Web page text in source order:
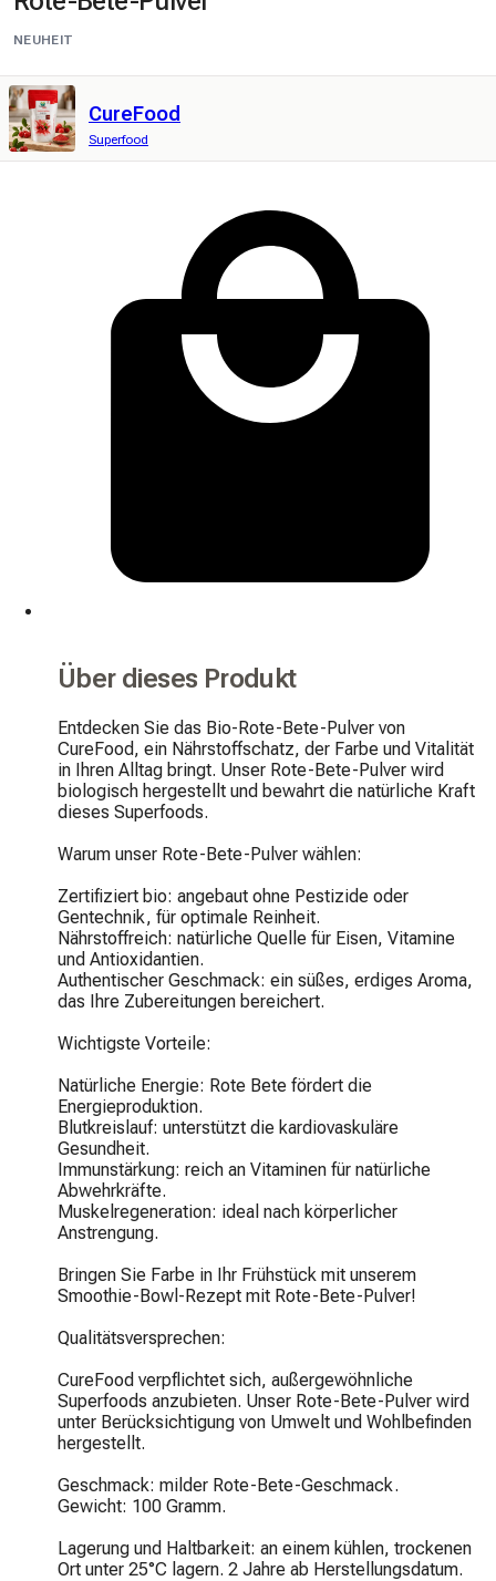
NEUHEIT
CureFood
Superfood
Über dieses Produkt
Entdecken Sie das Bio-Rote-Bete-Pulver von
CureFood, ein Nährstoffschatz, der Farbe und Vitalität
in Ihren Alltag bringt. Unser Rote-Bete-Pulver wird
biologisch hergestellt und bewahrt die natürliche Kraft
dieses Superfoods.
Warum unser Rote-Bete-Pulver wählen:
Zertifiziert bio: angebaut ohne Pestizide oder
Gentechnik, für optimale Reinheit.
Nährstoffreich: natürliche Quelle für Eisen, Vitamine
und Antioxidantien.
Authentischer Geschmack: ein süßes, erdiges Aroma,
das Ihre Zubereitungen bereichert.
Wichtigste Vorteile:
Natürliche Energie: Rote Bete fördert die
Energieproduktion.
Blutkreislauf: unterstützt die kardiovaskuläre
Gesundheit.
Immunstärkung: reich an Vitaminen für natürliche
Abwehrkräfte.
Muskelregeneration: ideal nach körperlicher
Anstrengung.
Bringen Sie Farbe in Ihr Frühstück mit unserem
Smoothie-Bowl-Rezept mit Rote-Bete-Pulver!
Qualitätsversprechen:
CureFood verpflichtet sich, außergewöhnliche
Superfoods anzubieten. Unser Rote-Bete-Pulver wird
unter Berücksichtigung von Umwelt und Wohlbefinden
hergestellt.
Geschmack: milder Rote-Bete-Geschmack.
Gewicht: 100 Gramm.
Lagerung und Haltbarkeit: an einem kühlen, trockenen
Ort unter 25°C lagern. 2 Jahre ab Herstellungsdatum.